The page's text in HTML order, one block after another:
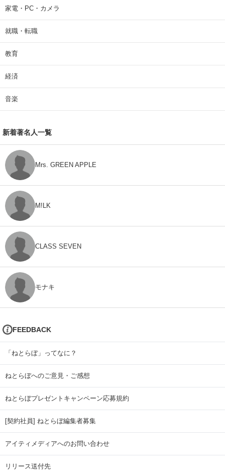
家電・PC・カメラ
就職・転職
教育
経済
音楽
新着著名人一覧
Mrs. GREEN APPLE
M!LK
CLASS SEVEN
モナキ
FEEDBACK
「ねとらぼ」ってなに？
ねとらぼへのご意見・ご感想
ねとらぼプレゼントキャンペーン応募規約
[契約社員] ねとらぼ編集者募集
アイティメディアへのお問い合わせ
リリース送付先